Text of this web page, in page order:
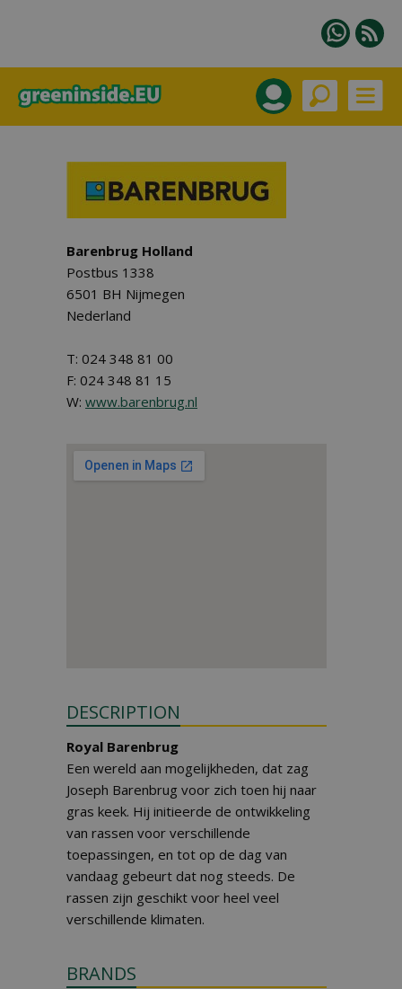
Barenbrug Holland
Postbus 1338
6501 BH Nijmegen
Nederland
T: 024 348 81 00
F: 024 348 81 15
W: www.barenbrug.nl
DESCRIPTION
Royal Barenbrug
Een wereld aan mogelijkheden, dat zag
Joseph Barenbrug voor zich toen hij naar
gras keek. Hij initieerde de ontwikkeling
van rassen voor verschillende
toepassingen, en tot op de dag van
vandaag gebeurt dat nog steeds. De
rassen zijn geschikt voor heel veel
verschillende klimaten.
BRANDS